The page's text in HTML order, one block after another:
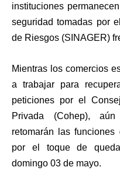
instituciones
seguridad tomadas por
de Riesgos (SINAGER)
Mientras los comercios
a trabajar para
peticiones por el
Privada (Cohep),
retomarán las
por el toque de
domingo 03 de mayo.